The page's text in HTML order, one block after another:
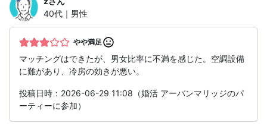
40代｜男性
やや満足
マッチングはできたが、男女比率に不満を感じた。空調設備
に難があり、冷房の効きが悪い。
投稿日時：2026-06-29 11:08（婚活 アーバンマリッジのパ
ーティーに参加）